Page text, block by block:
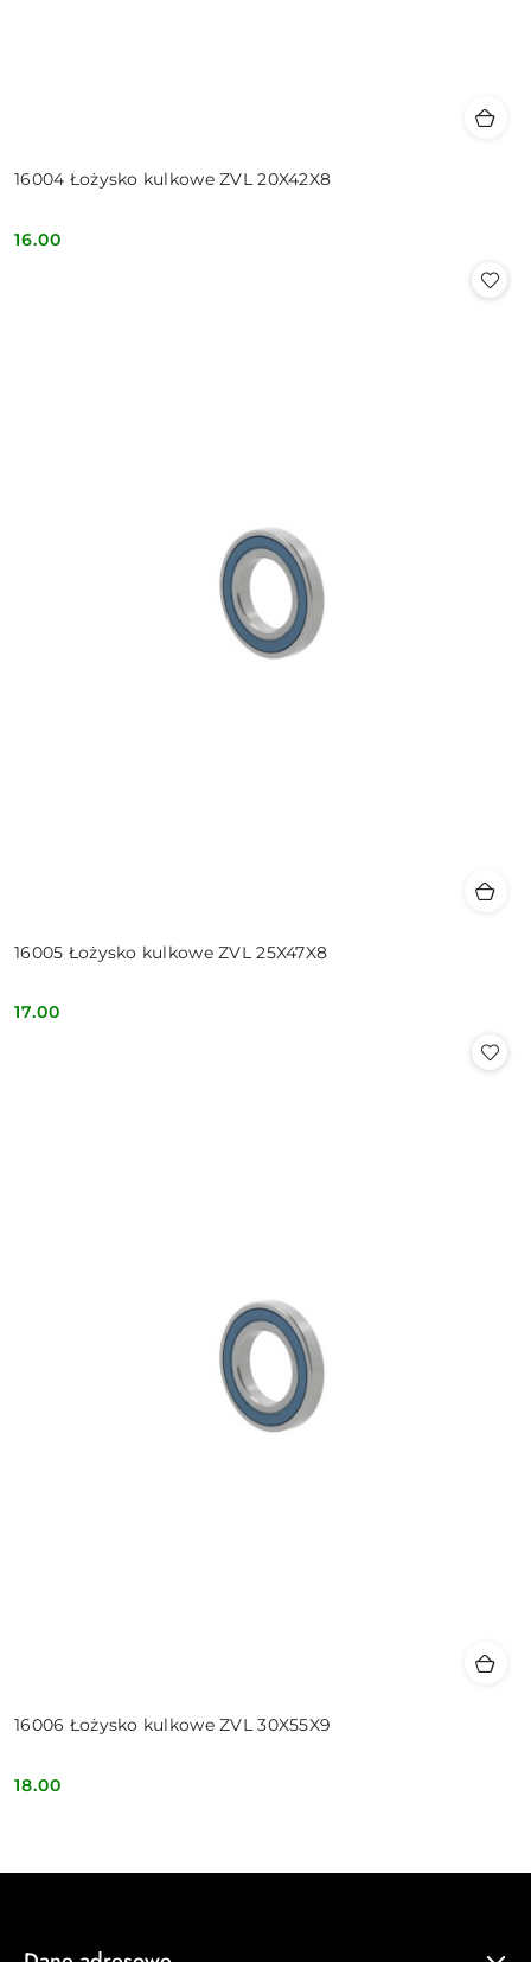
16004 Łożysko kulkowe ZVL 20X42X8
Cena:
16.00
16005 Łożysko kulkowe ZVL 25X47X8
Cena:
17.00
16006 Łożysko kulkowe ZVL 30X55X9
Cena:
18.00